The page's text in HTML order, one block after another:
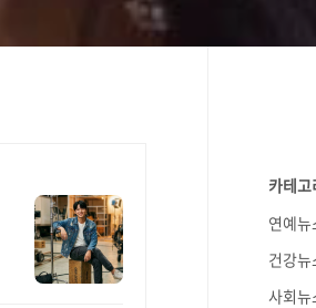
카테고
연예뉴
건강뉴
사회뉴